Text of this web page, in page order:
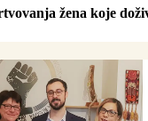
žena koje